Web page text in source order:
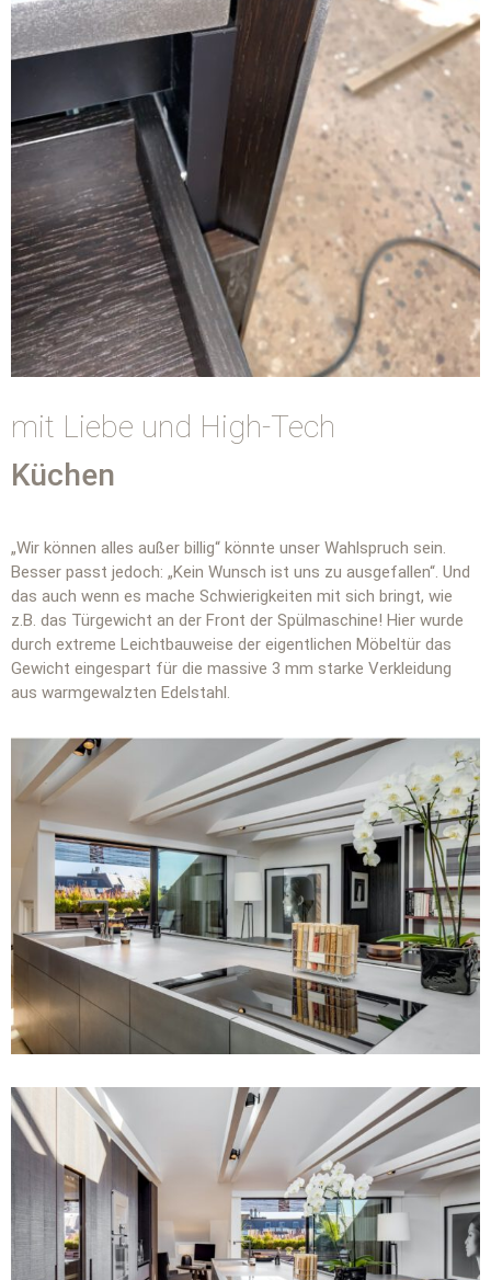
mit Liebe und High-Tech
Küchen
„Wir können alles außer billig“ könnte unser Wahlspruch sein.
Besser passt jedoch: „Kein Wunsch ist uns zu ausgefallen“. Und
das auch wenn es mache Schwierigkeiten mit sich bringt, wie
z.B. das Türgewicht an der Front der Spülmaschine! Hier wurde
durch extreme Leichtbauweise der eigentlichen Möbeltür das
Gewicht eingespart für die massive 3 mm starke Verkleidung
aus warmgewalzten Edelstahl.